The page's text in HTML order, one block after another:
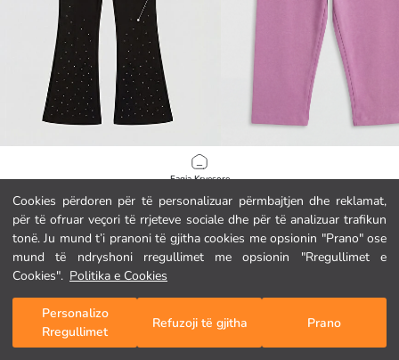
Cookies përdoren për të personalizuar përmbajtjen dhe reklamat,
për të ofruar veçori të rrjeteve sociale dhe për të analizuar trafikun
tonë. Ju mund t’i pranoni të gjitha cookies me opsionin "Prano" ose
mund të ndryshoni rregullimet me opsionin "Rregullimet e
Cookies". Politika e Cookies
Personalizo
Rregullimet
Refuzoji të gjitha Prano
Faqja Kryesore
Kategoritë
Shporta Ime
Leggins me prekje të butë, me këmbë të zgjeruar dhe të zbukuruara me gurë vezullues për vajza
14.95 EUR
Leggins me bel elastik për vajza
3.95 EUR